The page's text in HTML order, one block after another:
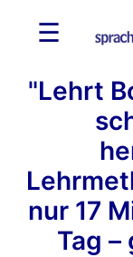
☰
"Lehrt
nur 17
Tag –